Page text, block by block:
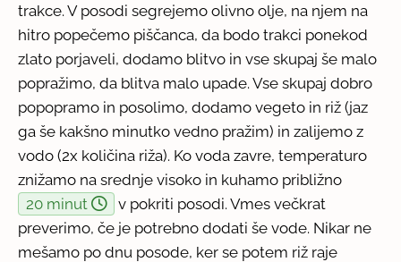
trakce. V posodi segrejemo olivno olje, na njem na
hitro popečemo piščanca, da bodo trakci ponekod
zlato porjaveli, dodamo blitvo in vse skupaj še malo
popražimo, da blitva malo upade. Vse skupaj dobro
popopramo in posolimo, dodamo vegeto in riž (jaz
ga še kakšno minutko vedno pražim) in zalijemo z
vodo (2x količina riža). Ko voda zavre, temperaturo
znižamo na srednje visoko in kuhamo približno
20 minut
v pokriti posodi. Vmes večkrat
preverimo, če je potrebno dodati še vode. Nikar ne
mešamo po dnu posode, ker se potem riž raje